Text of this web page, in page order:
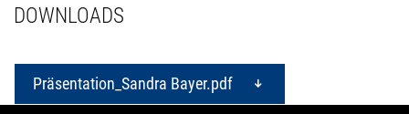
DOWNLOADS
Präsentation_Sandra Bayer.pdf